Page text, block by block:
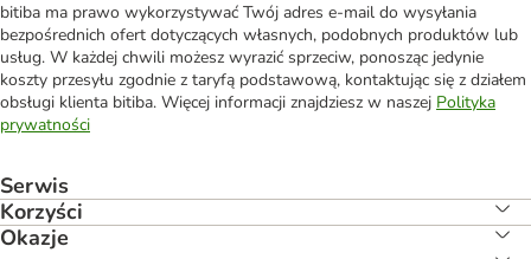
bitiba ma prawo wykorzystywać Twój adres e-mail do wysyłania
bezpośrednich ofert dotyczących własnych, podobnych produktów lub
usług. W każdej chwili możesz wyrazić sprzeciw, ponosząc jedynie
koszty przesyłu zgodnie z taryfą podstawową, kontaktując się z działem
obsługi klienta bitiba. Więcej informacji znajdziesz w naszej Polityka
prywatności
Serwis
Korzyści
Okazje